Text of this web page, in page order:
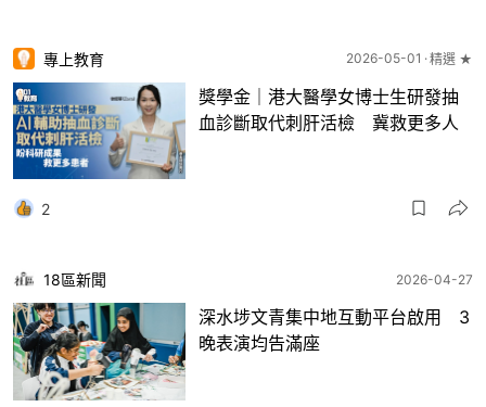
專上教育 2026-05-01 精選 ★
獎學金｜港大醫學女博士生研發抽
血診斷取代刺肝活檢 冀救更多人
2
18區新聞 2026-04-27
深水埗文青集中地互動平台啟用 3
晚表演均告滿座